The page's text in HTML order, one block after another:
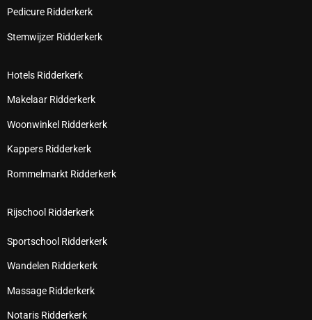
Pedicure Ridderkerk
Stemwijzer Ridderkerk
Hotels Ridderkerk
Makelaar Ridderkerk
Woonwinkel Ridderkerk
Kappers Ridderkerk
Rommelmarkt Ridderkerk
Rijschool Ridderkerk
Sportschool Ridderkerk
Wandelen Ridderkerk
Massage Ridderkerk
Notaris Ridderkerk